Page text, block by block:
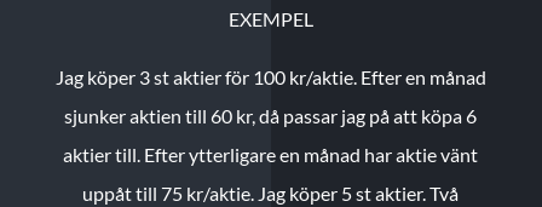
EXEMPEL
Jag köper 3 st aktier för 100 kr/aktie. Efter en månad
sjunker aktien till 60 kr, då passar jag på att köpa 6
aktier till. Efter ytterligare en månad har aktie vänt
uppåt till 75 kr/aktie. Jag köper 5 st aktier.Två